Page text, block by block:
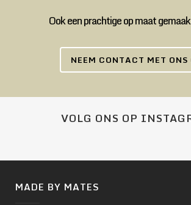
Ook een prachtige op maat
NEEM CONTACT MET ONS
VOLG ONS OP
MADE BY MATES